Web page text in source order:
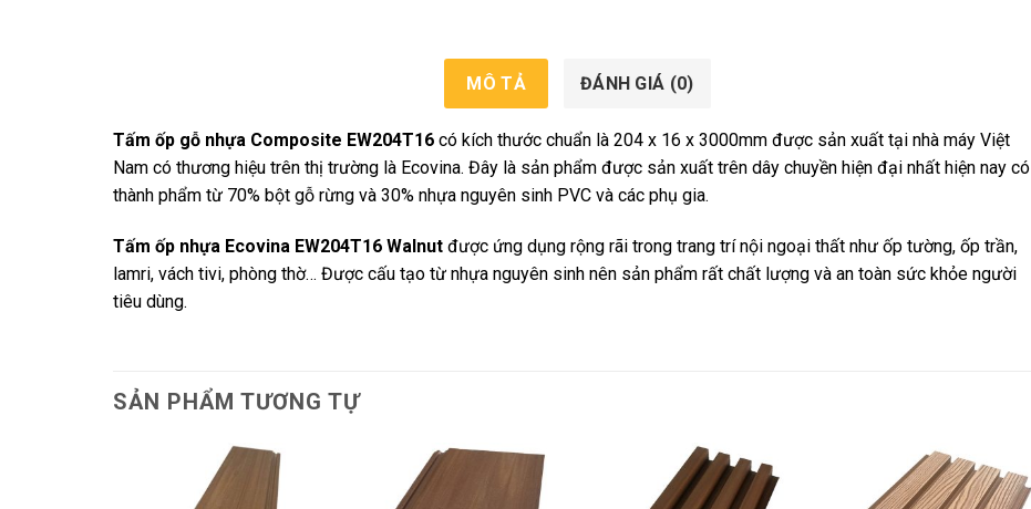
MÔ TẢ ĐÁNH GIÁ (0)
Tấm ốp gỗ nhựa Composite EW204T16 có kích thước chuẩn là 204 x 16 x 3000mm được sản xuất tại nhà máy Việt
Nam có thương hiệu trên thị trường là Ecovina. Đây là sản phẩm được sản xuất trên dây chuyền hiện đại nhất hiện nay có
thành phẩm từ 70% bột gỗ rừng và 30% nhựa nguyên sinh PVC và các phụ gia.
Tấm ốp nhựa Ecovina EW204T16 Walnut được ứng dụng rộng rãi trong trang trí nội ngoại thất như ốp tường, ốp trần,
lamri, vách tivi, phòng thờ… Được cấu tạo từ nhựa nguyên sinh nên sản phẩm rất chất lượng và an toàn sức khỏe người
tiêu dùng.
SẢN PHẨM TƯƠNG TỰ